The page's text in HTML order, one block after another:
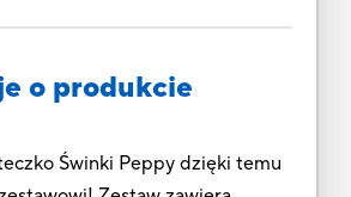
o produkcie
Świnki Peppy dzięki temu